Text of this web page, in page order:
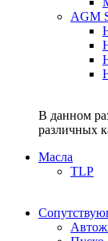
AGM
В данном
различных
Масла
TLP